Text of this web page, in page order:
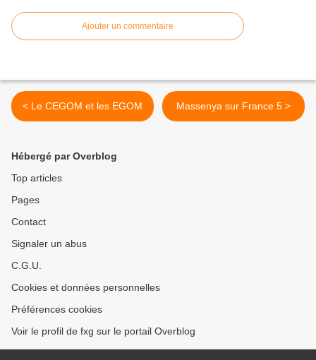
Ajouter un commentaire
< Le CEGOM et les EGOM Massenya sur France 5 >
Hébergé par Overblog
Top articles
Pages
Contact
Signaler un abus
C.G.U.
Cookies et données personnelles
Préférences cookies
Voir le profil de fxg sur le portail Overblog